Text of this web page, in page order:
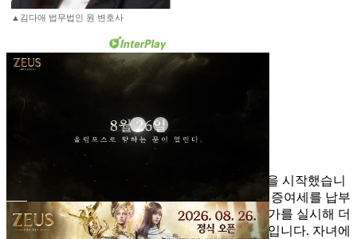
▲김다애 법무법인 원 변호사
국세청은 2020년부터 '꼬마빌딩 감정평가 사업'을 시작했습니
다. 납세자들이 이미 감정평가를 받아 상속세나 증여세를 납부
했는데도, 국세청이 신고기한 이후 다시 감정평가를 실시해 더
높아진 가격을 기준으로 추가 세금을 부과한 것입니다. 자녀에